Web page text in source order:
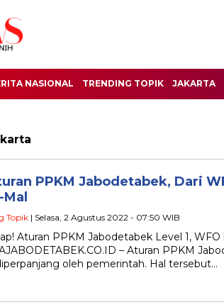
NASIONAL TRENDING TOPIK JAKARTA
PPKM Jabodetabek, Dari
Topik | Selasa, 2 Agustus 2022 - 07:50 WIB
Aturan PPKM Jabodetabek Level 1,
– Aturan PPKM
oleh pemerintah. Hal tersebut…